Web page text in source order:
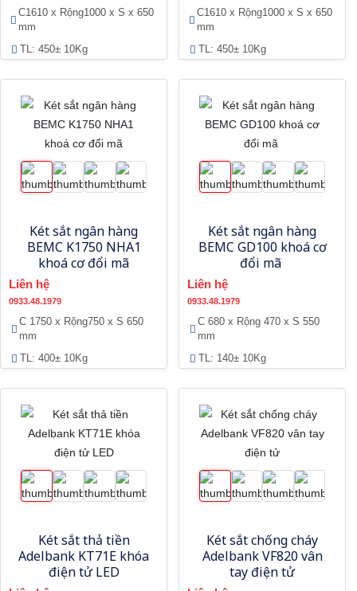
C1610 x Rộng1000 x S x 650
mm
TL: 450± 10Kg
C1610 x Rộng1000 x S x 650
mm
TL: 450± 10Kg
Két sắt ngân hàng
BEMC K1750 NHA1
khoá cơ đổi mã
Liên hệ
0933.48.1979
C 1750 x Rộng750 x S 650
mm
TL: 400± 10Kg
Két sắt ngân hàng
BEMC GD100 khoá cơ
đổi mã
Liên hệ
0933.48.1979
C 680 x Rộng 470 x S 550
mm
TL: 140± 10Kg
Két sắt thả tiền
Adelbank KT71E khóa
điện tử LED
Két sắt chống cháy
Adelbank VF820 vân
tay điện tử